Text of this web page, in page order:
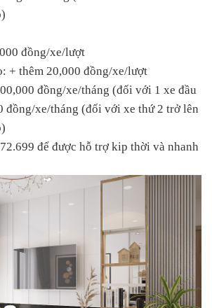
đồng/xe/lượt
+ thêm 20,000 đồng/xe/lượt
đồng/xe/tháng (đối với 1 xe đầu
đồng/xe/tháng (đối với xe thứ 2 trở lên
để được hỗ trợ kip thời và nhanh